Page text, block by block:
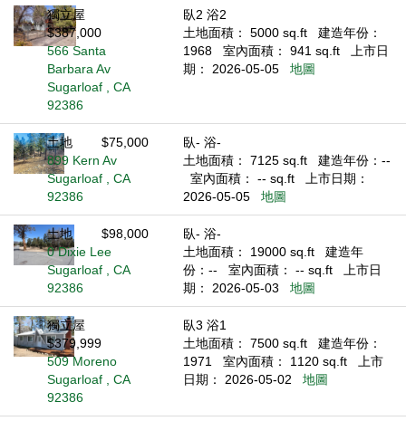
獨立屋
$387,000
566 Santa
Barbara Av
Sugarloaf , CA
92386
臥2 浴2
土地面積： 5000 sq.ft
建造年份：
1968
室內面積： 941 sq.ft
上市日
期： 2026-05-05
地圖
土地
$75,000
899 Kern Av
Sugarloaf , CA
92386
臥- 浴-
土地面積： 7125 sq.ft
建造年份：--
室內面積： -- sq.ft
上市日期：
2026-05-05
地圖
土地
$98,000
0 Dixie Lee
Sugarloaf , CA
92386
臥- 浴-
土地面積： 19000 sq.ft
建造年
份：--
室內面積： -- sq.ft
上市日
期： 2026-05-03
地圖
獨立屋
$379,999
509 Moreno
Sugarloaf , CA
92386
臥3 浴1
土地面積： 7500 sq.ft
建造年份：
1971
室內面積： 1120 sq.ft
上市
日期： 2026-05-02
地圖